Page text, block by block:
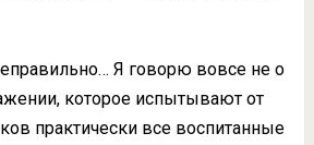
Я говорю вовсе не о
которое испытывают от
практически все воспитанные